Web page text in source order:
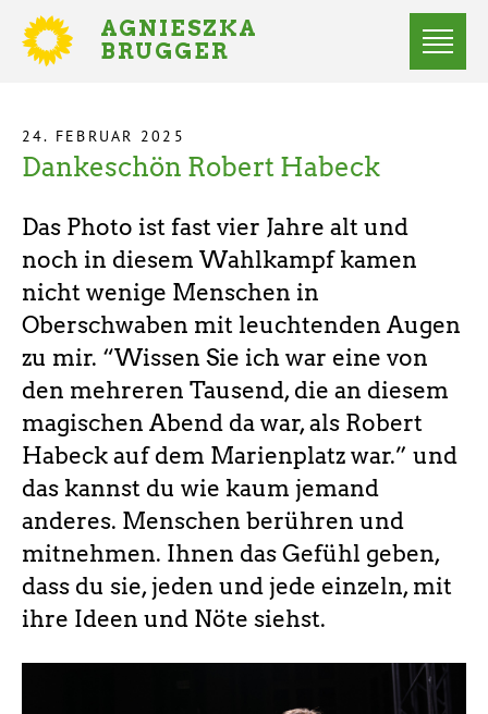
Direkt
zum
Inhalt
AGNIESZKA
BRUGGER
Pfadnavigation
Startseite
24. FEBRUAR 2025
Dankeschön Robert Habeck
Das Photo ist fast vier Jahre alt und
noch in diesem Wahlkampf kamen
nicht wenige Menschen in
Oberschwaben mit leuchtenden Augen
zu mir. “Wissen Sie ich war eine von
den mehreren Tausend, die an diesem
magischen Abend da war, als Robert
Habeck auf dem Marienplatz war.” und
das kannst du wie kaum jemand
anderes. Menschen berühren und
mitnehmen. Ihnen das Gefühl geben,
dass du sie, jeden und jede einzeln, mit
ihre Ideen und Nöte siehst.